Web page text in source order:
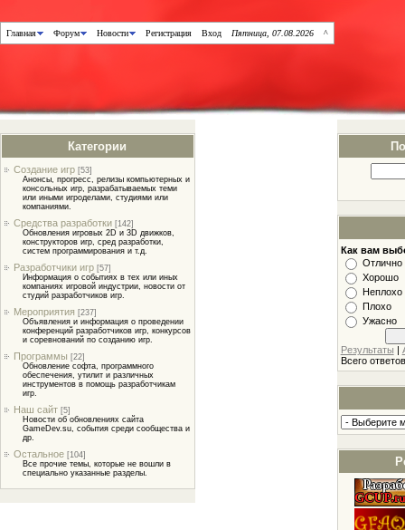
Главная Форум Новости Регистрация Вход Пятница, 07.08.2026 ^
Категории
Создание игр [53]
Анонсы, прогресс, релизы компьютерных и
консольных игр, разрабатываемых теми
или иными игроделами, студиями или
компаниями.
Средства разработки [142]
Обновления игровых 2D и 3D движков,
конструкторов игр, сред разработки,
систем программирования и т.д.
Разработчики игр [57]
Информация о событиях в тех или иных
компаниях игровой индустрии, новости от
студий разработчиков игр.
Мероприятия [237]
Объявления и информация о проведении
конференций разработчиков игр, конкурсов
и соревнований по созданию игр.
Программы [22]
Обновление софта, программного
обеспечения, утилит и различных
инструментов в помощь разработчикам
игр.
Наш сайт [5]
Новости об обновлениях сайта
GameDev.su, события среди сообщества и
др.
Остальное [104]
Все прочие темы, которые не вошли в
специально указанные разделы.
Как вам
Отлично
Хорошо
Неплохо
Плохо
Ужасно
Результаты |
Всего